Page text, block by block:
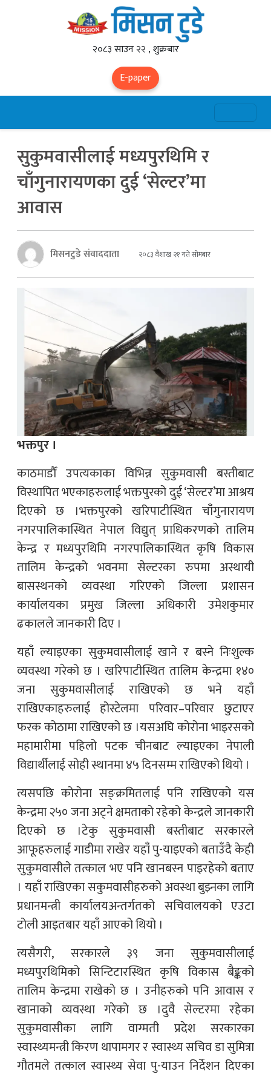
२०८३ साउन २२ , शुक्रबार
E-paper
सुकुमवासीलाई मध्यपुरथिमि र
चाँगुनारायणका दुई ‘सेल्टर’मा
आवास
मिसनटुडे संवाददाता २०८३ वैशाख २१ गते सोमबार
भक्तपुर ।
काठमाडौँ उपत्यकाका विभिन्न सुकुमवासी बस्तीबाट
विस्थापित भएकाहरुलाई भक्तपुरको दुई ‘सेल्टर’मा आश्रय
दिएको छ ।भक्तपुरको खरिपाटीस्थित चाँंगुनारायण
नगरपालिकास्थित नेपाल विद्युत् प्राधिकरणको तालिम
केन्द्र र मध्यपुरथिमि नगरपालिकास्थित कृषि विकास
तालिम केन्द्रको भवनमा सेल्टरका रुपमा अस्थायी
बासस्थनको व्यवस्था गरिएको जिल्ला प्रशासन
कार्यालयका प्रमुख जिल्ला अधिकारी उमेशकुमार
ढकालले जानकारी दिए ।
यहाँ ल्याइएका सुकुमवासीलाई खाने र बस्ने निःशुल्क
व्यवस्था गरेको छ । खरिपाटीस्थित तालिम केन्द्रमा १४०
जना सुकुमवासीलाई राखिएको छ भने यहाँ
राखिएकाहरुलाई होस्टेलमा परिवार–परिवार छुटाएर
फरक कोठामा राखिएको छ ।यसअघि कोरोना भाइरसको
महामारीमा पहिलो पटक चीनबाट ल्याइएका नेपाली
विद्यार्थीलाई सोही स्थानमा ४५ दिनसम्म राखिएको थियो ।
त्यसपछि कोरोना सङ्क्रमितलाई पनि राखिएको यस
केन्द्रमा २५० जना अट्ने क्षमताको रहेको केन्द्रले जानकारी
दिएको छ ।टेकु सुकुमवासी बस्तीबाट सरकारले
आफूहरुलाई गाडीमा राखेर यहाँं पु-याइएको बताउँदै केही
सुकुमवासीले तत्काल भए पनि खानबस्न पाइरहेको बताए
। यहाँ राखिएका सकुमवासीहरुको अवस्था बुझ्नका लागि
प्रधानमन्त्री कार्यालयअन्तर्गतको सचिवालयको एउटा
टोली आइतबार यहाँ आएको थियो ।
त्यसैगरी, सरकारले ३९ जना सुकुमवासीलाई
मध्यपुरथिमिको सिन्टिटारस्थित कृषि विकास बैङ्कको
तालिम केन्द्रमा राखेको छ । उनीहरुको पनि आवास र
खानाको व्यवस्था गरेको छ ।दुवै सेल्टरमा रहेका
सुकुमवासीका लागि वाग्मती प्रदेश सरकारका
स्वास्थ्यमन्त्री किरण थापामगर र स्वास्थ्य सचिव डा सुमित्रा
गौतमले तत्काल स्वास्थ्य सेवा पु-याउन निर्देशन दिएका